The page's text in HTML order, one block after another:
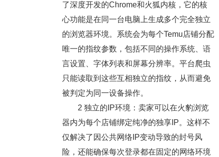
了深度开发的Chrome和火狐内核，它的核
心功能是在同一台电脑上生成多个完全独立
的浏览器环境。系统会为每个Temu店铺分配
唯一的指纹参数，包括不同的操作系统、语
言设置、字体列表和屏幕分辨率。平台爬虫
只能读取到这些互相独立的指纹，从而避免
被判定为同一设备操作。
2 独立的IP环境 ：卖家可以在火豹浏览
器内为每个店铺绑定纯净的独享IP。这样不
仅解决了因公共网络IP变动导致的封号风
险，还能确保每次登录都在固定的网络环境